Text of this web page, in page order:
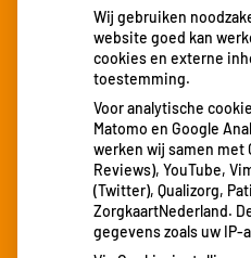
Nieuws
Locatie Heerlen verhuisd
15 jarig jubileum
Locatie Amby verhuisd!
Patiënttevredenheid
Corona richtlijnen
Wij gebruiken
website goed kan
cookies en externe
toestemming.
Voor analytische
Matomo en Google
werken wij samen met
Reviews), YouTube,
(Twitter), Qualizorg,
ZorgkaartNederland.
gegevens zoals uw IP-